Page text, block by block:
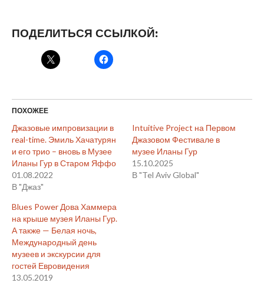
ПОДЕЛИТЬСЯ ССЫЛКОЙ:
ПОХОЖЕЕ
Джазовые импровизации в
real-time. Эмиль Хачатурян
и его трио – вновь в Музее
Иланы Гур в Старом Яффо
01.08.2022
В "Джаз"
Intuitive Project на Первом
Джазовом Фестивале в
музее Иланы Гур
15.10.2025
В "Tel Aviv Global"
Blues Power Дова Хаммера
на крыше музея Иланы Гур.
А также — Белая ночь,
Международный день
музеев и экскурсии для
гостей Евровидения
13.05.2019